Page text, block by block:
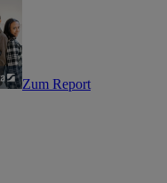
Zum Report